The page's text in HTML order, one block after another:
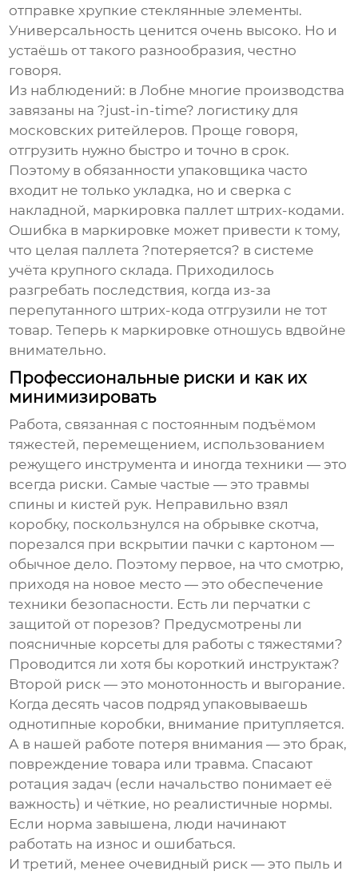
отправке хрупкие стеклянные элементы.
Универсальность ценится очень высоко. Но и
устаёшь от такого разнообразия, честно
говоря.
Из наблюдений: в Лобне многие производства
завязаны на ?just-in-time? логистику для
московских ритейлеров. Проще говоря,
отгрузить нужно быстро и точно в срок.
Поэтому в обязанности упаковщика часто
входит не только укладка, но и сверка с
накладной, маркировка паллет штрих-кодами.
Ошибка в маркировке может привести к тому,
что целая паллета ?потеряется? в системе
учёта крупного склада. Приходилось
разгребать последствия, когда из-за
перепутанного штрих-кода отгрузили не тот
товар. Теперь к маркировке отношусь вдвойне
внимательно.
Профессиональные риски и как их
минимизировать
Работа, связанная с постоянным подъёмом
тяжестей, перемещением, использованием
режущего инструмента и иногда техники — это
всегда риски. Самые частые — это травмы
спины и кистей рук. Неправильно взял
коробку, поскользнулся на обрывке скотча,
порезался при вскрытии пачки с картоном —
обычное дело. Поэтому первое, на что смотрю,
приходя на новое место — это обеспечение
техники безопасности. Есть ли перчатки с
защитой от порезов? Предусмотрены ли
поясничные корсеты для работы с тяжестями?
Проводится ли хотя бы короткий инструктаж?
Второй риск — это монотонность и выгорание.
Когда десять часов подряд упаковываешь
однотипные коробки, внимание притупляется.
А в нашей работе потеря внимания — это брак,
повреждение товара или травма. Спасают
ротация задач (если начальство понимает её
важность) и чёткие, но реалистичные нормы.
Если норма завышена, люди начинают
работать на износ и ошибаться.
И третий, менее очевидный риск — это пыль и